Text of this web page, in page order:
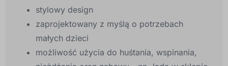
stylowy design
zaprojektowany z myślą o potrzebach
małych dzieci
możliwość użycia do huśtania, wspinania,